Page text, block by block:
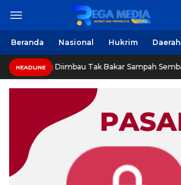
Beranda Nasional Hukrim Daerah
HEADLINE
Diimbau Tak Bakar Sampah Sembarangan